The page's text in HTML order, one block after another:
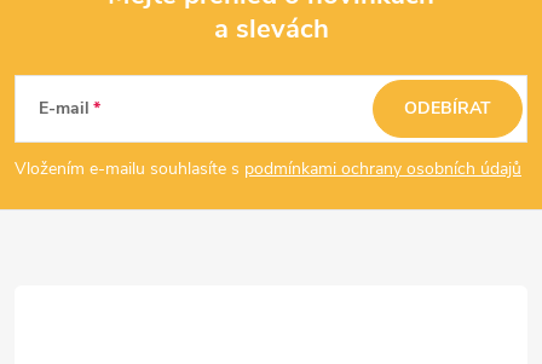
p
a
a slevách
E-mail
Vložením e-mailu souhlasíte s podmínkami ochrany osobních údajů
ODEBÍRAT